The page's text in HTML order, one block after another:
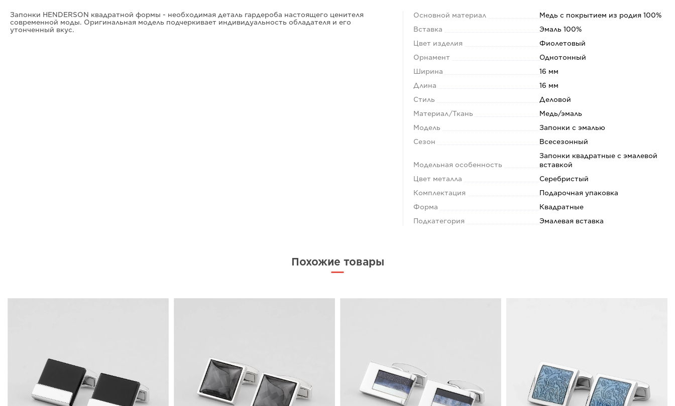
Запонки HENDERSON квадратной формы - необходимая деталь гардероба настоящего ценителя
современной моды. Оригинальная модель подчеркивает индивидуальность обладателя и его
утонченный вкус.
Основной материал
Медь с покрытием из родия 100%
Вставка
Эмаль 100%
Цвет изделия
Фиолетовый
Орнамент
Однотонный
Ширина
16 мм
Длина
16 мм
Стиль
Деловой
Материал/Ткань
Медь/эмаль
Модель
Запонки с эмалью
Сезон
Всесезонный
Модельная особенность
Запонки квадратные с эмалевой
вставкой
Цвет металла
Серебристый
Комплектация
Подарочная упаковка
Форма
Квадратные
Подкатегория
Эмалевая вставка
Похожие товары